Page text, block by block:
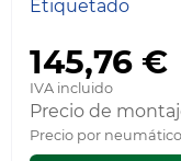
Etiquetado
145,76 €
IVA incluido
Precio de
Precio por neumático